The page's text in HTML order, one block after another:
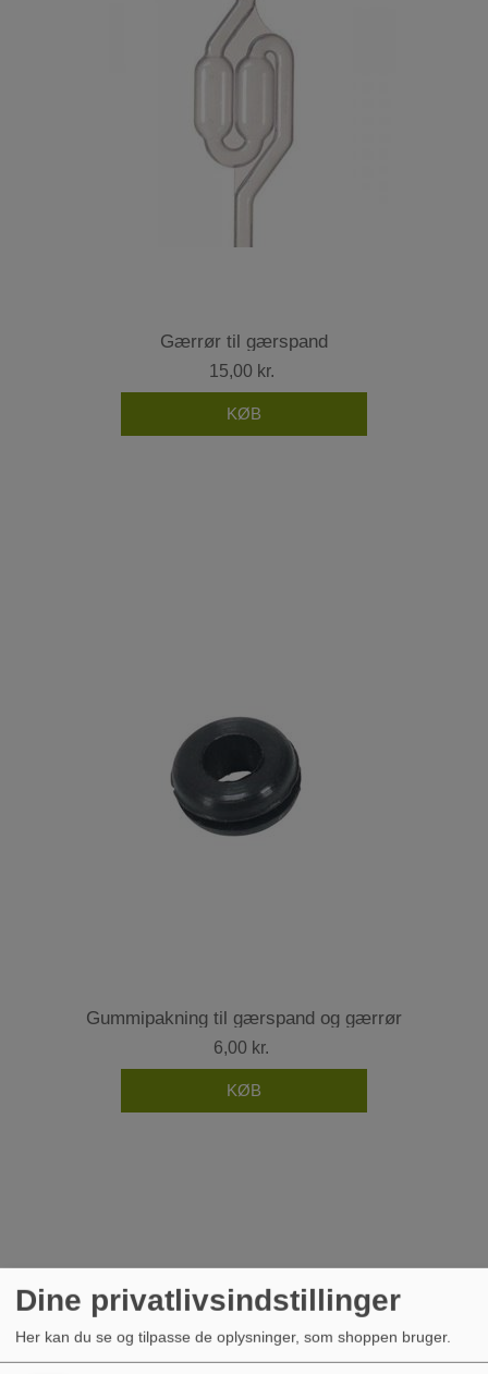
Gærrør til gærspand
15,00 kr.
Gummipakning til gærspand og gærrør
6,00 kr.
Dine privatlivsindstillinger
Her kan du se og tilpasse de oplysninger, som shoppen bruger.